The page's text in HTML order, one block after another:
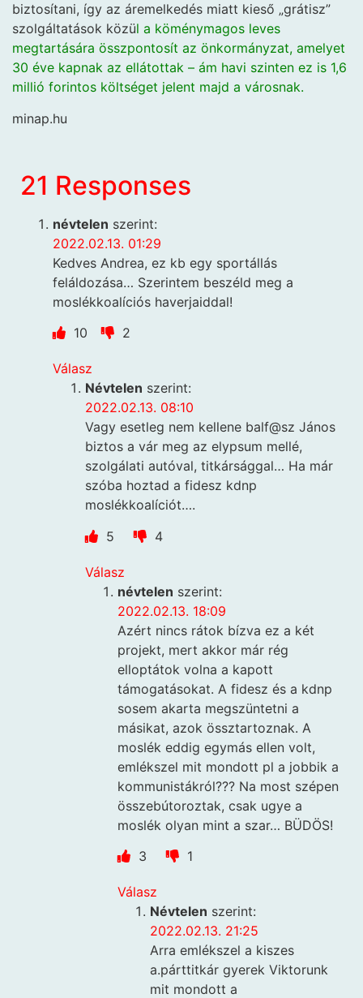
biztosítani, így az áremelkedés miatt kieső „grátisz”
szolgáltatások közül a köménymagos leves
megtartására összpontosít az önkormányzat, amelyet
30 éve kapnak az ellátottak – ám havi szinten ez is 1,6
millió forintos költséget jelent majd a városnak.
minap.hu
21 Responses
névtelen szerint:
2022.02.13. 01:29
Kedves Andrea, ez kb egy sportállás
feláldozása… Szerintem beszéld meg a
moslékkoalíciós haverjaiddal!
10
2
Válasz
Névtelen szerint:
2022.02.13. 08:10
Vagy esetleg nem kellene balf@sz János
biztos a vár meg az elypsum mellé,
szolgálati autóval, titkársággal… Ha már
szóba hoztad a fidesz kdnp
moslékkoalíciót….
5
4
Válasz
névtelen szerint:
2022.02.13. 18:09
Azért nincs rátok bízva ez a két
projekt, mert akkor már rég
elloptátok volna a kapott
támogatásokat. A fidesz és a kdnp
sosem akarta megszüntetni a
másikat, azok össztartoznak. A
moslék eddig egymás ellen volt,
emlékszel mit mondott pl a jobbik a
kommunistákról??? Na most szépen
összebútoroztak, csak ugye a
moslék olyan mint a szar… BÜDÖS!
3
1
Válasz
Névtelen szerint:
2022.02.13. 21:25
Arra emlékszel a kiszes
a.párttitkár gyerek Viktorunk
mit mondott a